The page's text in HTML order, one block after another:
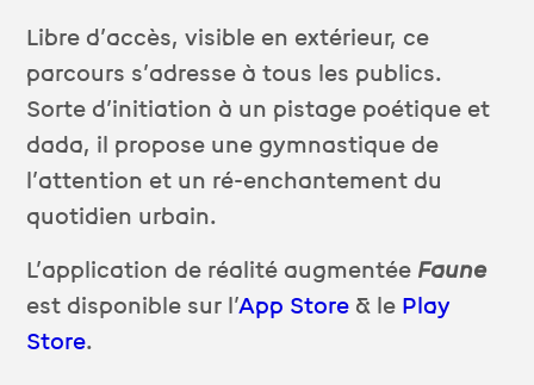
Libre d’accès, visible en extérieur, ce
parcours s’adresse à tous les publics.
Sorte d’initiation à un pistage poétique et
dada, il propose une gymnastique de
l’attention et un ré-enchantement du
quotidien urbain.
L’application de réalité augmentée Faune
est disponible sur l’App Store & le Play
Store.